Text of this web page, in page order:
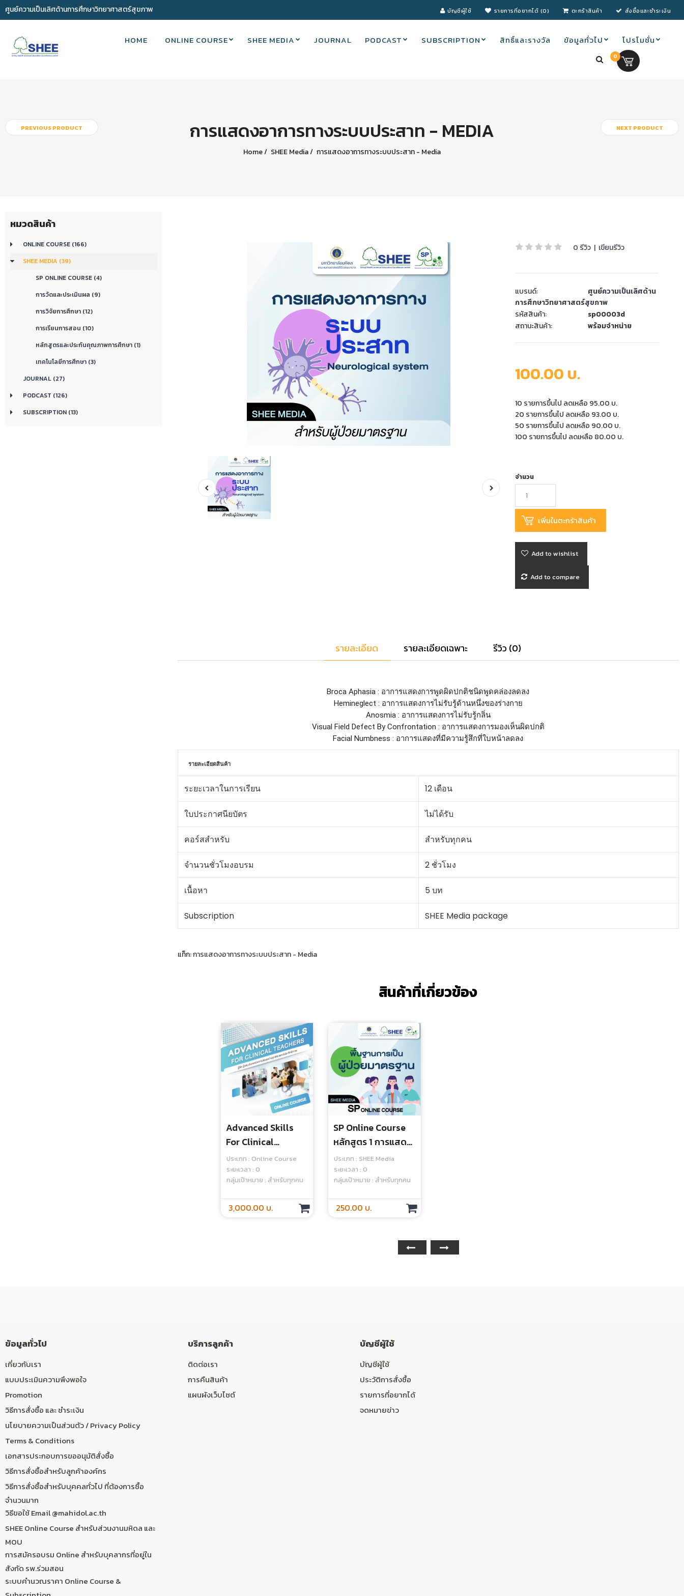
ศูนย์ความเป็นเลิศด้านการศึกษาวิทยาศาสตร์สุขภาพ บัญชีผู้ใช้ รายการที่อยากได้ (0) ตะกร้าสินค้า สั่งซื้อและชำระเงิน
HOME ONLINE COURSE SHEE MEDIA JOURNAL PODCAST SUBSCRIPTION สิทธิ์และรางวัล ข้อมูลทั่วไป โปรโมชั่น
0
PREVIOUS PRODUCT การแสดงอาการทางระบบประสาท - MEDIA
Home SHEE Media การแสดงอาการทางระบบประสาท - Media
NEXT PRODUCT
หมวดสินค้า
ONLINE COURSE (166)
SHEE MEDIA (39)
SP ONLINE COURSE (4)
การวัดและประเมินผล (9)
การวิจัยการศึกษา (12)
การเรียนการสอน (10)
หลักสูตรและประกันคุณภาพการศึกษา (1)
เทคโนโลยีการศึกษา (3)
JOURNAL (27)
PODCAST (126)
SUBSCRIPTION (13)
0 รีวิว | เขียนรีวิว
แบรนด์:
ศูนย์ความเป็นเลิศด้าน
การศึกษาวิทยาศาสตร์สุขภาพ
รหัสสินค้า:
sp00003d
สถานะสินค้า:
พร้อมจำหน่าย
100.00 บ.
10 รายการขึ้นไป ลดเหลือ 95.00 บ.
20 รายการขึ้นไป ลดเหลือ 93.00 บ.
50 รายการขึ้นไป ลดเหลือ 90.00 บ.
100 รายการขึ้นไป ลดเหลือ 80.00 บ.
จำนวน
Add to wishlist
Add to compare
รายละเอียด รายละเอียดเฉพาะ รีวิว (0)
Broca Aphasia : อาการแสดงการพูดผิดปกติชนิดพูดคล่องลดลง
Hemineglect : อาการแสดงการไม่รับรู้ด้านหนึ่งของร่างกาย
Anosmia : อาการแสดงการไม่รับรู้กลิ่น
Visual Field Defect By Confrontation : อาการแสดงการมองเห็นผิดปกติ
Facial Numbness : อาการแสดงที่มีความรู้สึกที่ใบหน้าลดลง
รายละเอียดสินค้า
ระยะเวลาในการเรียน 12 เดือน
ใบประกาศนียบัตร ไม่ได้รับ
คอร์สสำหรับ สำหรับทุกคน
จำนวนชั่วโมงอบรม 2 ชั่วโมง
เนื้อหา 5 บท
Subscription SHEE Media package
แท็ก:การแสดงอาการทางระบบประสาท - Media
สินค้าที่เกี่ยวข้อง
Advanced Skills
For Clinical
Teachers - Online
Course
ประเภท : Online Course
ระยะเวลา : 0
กลุ่มเป้าหมาย : สำหรับทุกคน
3,000.00 บ.
SP Online Course
หลักสูตร 1 การแสดง
พื้นฐาน (basic
Acting) : Module 1
Becoming A
Standardized
Patient - Media
ประเภท : SHEE Media
ระยะเวลา : 0
กลุ่มเป้าหมาย : สำหรับทุกคน
250.00 บ.
ข้อมูลทั่วไป
เกี่ยวกับเรา
แบบประเมินความพึงพอใจ
Promotion
วิธีการสั่งซื้อ และ ชำระเงิน
นโยบายความเป็นส่วนตัว / Privacy Policy
Terms & Conditions
เอกสารประกอบการขออนุมัติสั่งซื้อ
วิธีการสั่งซื้อสำหรับลูกค้าองค์กร
วิธีการสั่งซื้อสำหรับบุคคลทั่วไป ที่ต้องการซื้อ
จำนวนมาก
วิธีขอใช้ Email @mahidol.ac.th
SHEE Online Course สำหรับส่วนงานมหิดล และ
MOU
การสมัครอบรม Online สำหรับบุคลากรที่อยู่ใน
สังกัด รพ.ร่วมสอน
ระบบคำนวณราคา Online Course &
บริการลูกค้า
ติดต่อเรา
การคืนสินค้า
แผนผังเว็บไซต์
บัญชีผู้ใช้
บัญชีผู้ใช้
ประวัติการสั่งซื้อ
รายการที่อยากได้
จดหมายข่าว